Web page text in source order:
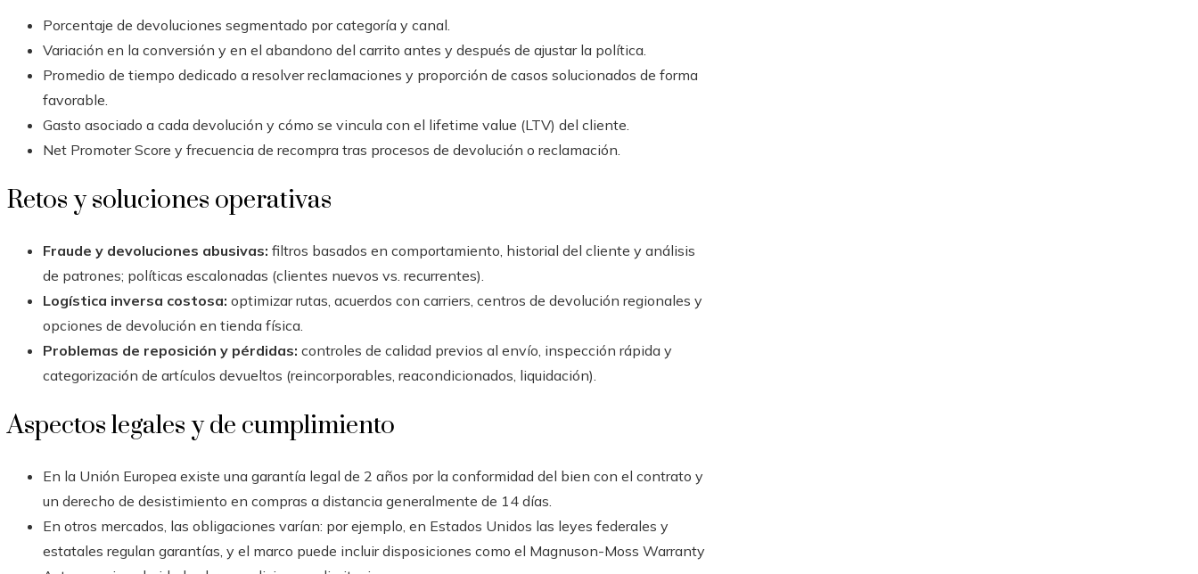
Porcentaje de devoluciones segmentado por categoría y canal.
Variación en la conversión y en el abandono del carrito antes y después de ajustar la política.
Promedio de tiempo dedicado a resolver reclamaciones y proporción de casos solucionados de forma
favorable.
Gasto asociado a cada devolución y cómo se vincula con el lifetime value (LTV) del cliente.
Net Promoter Score y frecuencia de recompra tras procesos de devolución o reclamación.
Retos y soluciones operativas
Fraude y devoluciones abusivas: filtros basados en comportamiento, historial del cliente y análisis
de patrones; políticas escalonadas (clientes nuevos vs. recurrentes).
Logística inversa costosa: optimizar rutas, acuerdos con carriers, centros de devolución regionales y
opciones de devolución en tienda física.
Problemas de reposición y pérdidas: controles de calidad previos al envío, inspección rápida y
categorización de artículos devueltos (reincorporables, reacondicionados, liquidación).
Aspectos legales y de cumplimiento
En la Unión Europea existe una garantía legal de 2 años por la conformidad del bien con el contrato y
un derecho de desistimiento en compras a distancia generalmente de 14 días.
En otros mercados, las obligaciones varían: por ejemplo, en Estados Unidos las leyes federales y
estatales regulan garantías, y el marco puede incluir disposiciones como el Magnuson-Moss Warranty